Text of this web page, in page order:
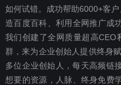
如何试错。成功帮助6000+客
造百度百科、利用全网推广成
我们创建了全网质量超高CEO
群，来为企业创始人提供终身
多位企业创始人，每天高频链
想要‬的资源，人脉、终身免费